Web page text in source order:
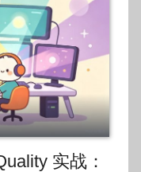
实战：